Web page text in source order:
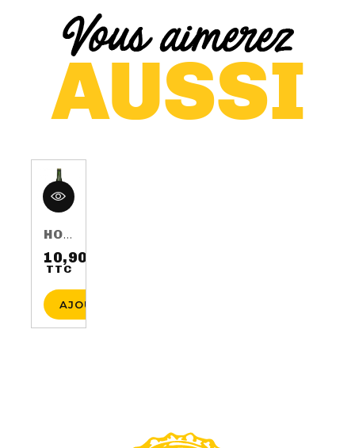
HOP HARVEST 2016 75CL 5.5%
10,90 €
TTCPrix
AJOUTER AU PANIER